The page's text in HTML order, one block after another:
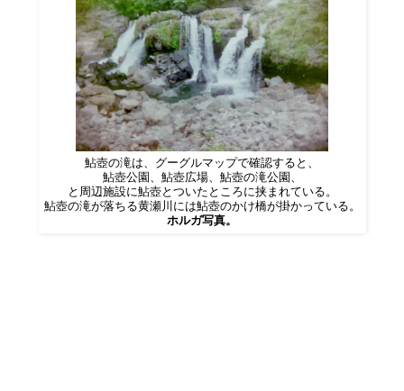
鮎壺の滝は、グーグルマップで確認すると、
鮎壺公園、鮎壺広場、鮎壺の滝公園、
と周辺施設に鮎壺とついたところに挟まれている。
鮎壺の滝が落ちる黄瀬川には鮎壺のかけ橋が掛かっている。
ホルガ写真。